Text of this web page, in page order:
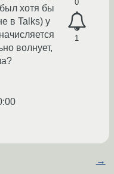
0
1
хотя бы
в Talks) у
волнует,
→